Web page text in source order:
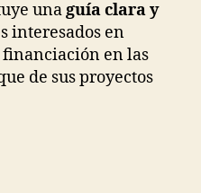
unaguía clara y
interesados en
en las
de sus proyectos